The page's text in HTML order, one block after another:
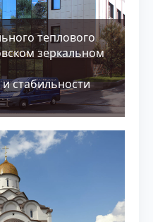
теплового
зеркальном
стабильности